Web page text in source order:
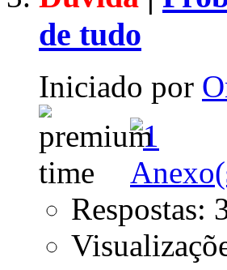
de tudo
Iniciado por
Respostas: